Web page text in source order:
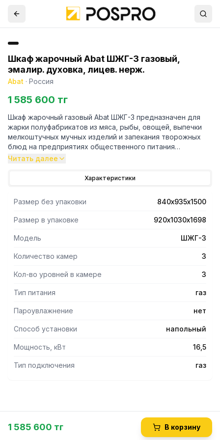
Шкаф жарочный Abat ШЖГ-3 газовый,
эмалир. духовка, лицев. нерж.
Abat · Россия
1 585 600 тг
Шкаф жарочный газовый Abat ШЖГ-3 предназначен для
жарки полуфабрикатов из мяса, рыбы, овощей, выпечки
мелкоштучных мучных изделий и запекания творожных
блюд на предприятиях общественного питания
самостоятельно или в составе технологических линий.
Возможность использования как природного, так и
сжиженного газа.
Лицевая часть шкафа выполнена полностью из
нержавеющей стали.
из окрашенного металла.
Читать далее
Характеристики
Размер без упаковки 840х935х1500
Размер в упаковке 920х1030х1698
Модель ШЖГ-3
Количество камер 3
Кол-во уровней в камере 3
Тип питания газ
Пароувлажнение нет
Способ установки напольный
Мощность, кВт 16,5
Тип подключения газ
1 585 600 тг В корзину